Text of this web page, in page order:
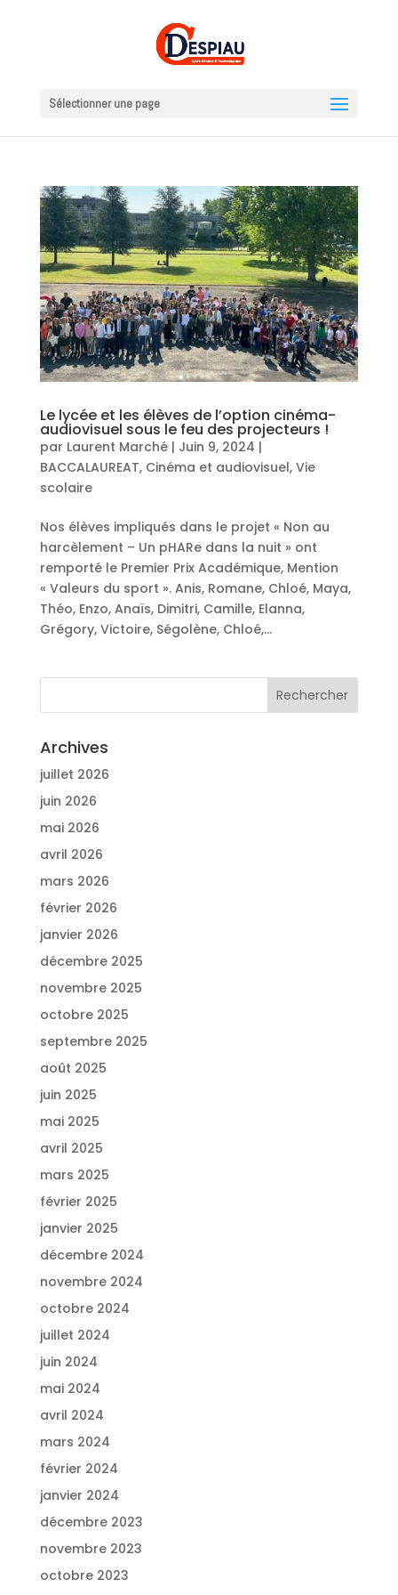
Sélectionner une page
Le lycée et les élèves de l’option cinéma-
audiovisuel sous le feu des projecteurs !
par Laurent Marché| Juin 9, 2024 |
BACCALAUREAT, Cinéma et audiovisuel, Vie
scolaire
Nos élèves impliqués dans le projet « Non au
harcèlement – Un pHARe dans la nuit » ont
remporté le Premier Prix Académique, Mention
« Valeurs du sport ». Anis, Romane, Chloé, Maya,
Théo, Enzo, Anaïs, Dimitri, Camille, Elanna,
Grégory, Victoire, Ségolène, Chloé,...
Archives
juillet 2026
juin 2026
mai 2026
avril 2026
mars 2026
février 2026
janvier 2026
décembre 2025
novembre 2025
octobre 2025
septembre 2025
août 2025
juin 2025
mai 2025
avril 2025
mars 2025
février 2025
janvier 2025
décembre 2024
novembre 2024
octobre 2024
juillet 2024
juin 2024
mai 2024
avril 2024
mars 2024
février 2024
janvier 2024
décembre 2023
novembre 2023
octobre 2023